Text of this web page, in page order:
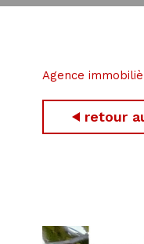
Agence
retour